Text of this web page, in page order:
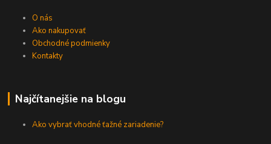
O nás
Ako nakupovať
Obchodné podmienky
Kontakty
Najčítanejšie na blogu
Ako vybrať vhodné ťažné zariadenie?